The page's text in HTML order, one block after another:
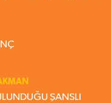
ŞANSLI